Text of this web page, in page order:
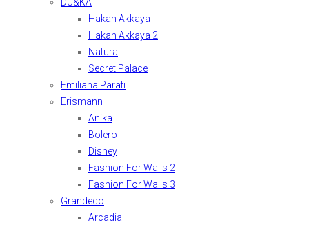
Hakan Akkaya
Hakan Akkaya 2
Natura
Secret Palace
Emiliana Parati
Erismann
Anika
Bolero
Disney
Fashion For Walls 2
Fashion For Walls 3
Grandeco
Arcadia